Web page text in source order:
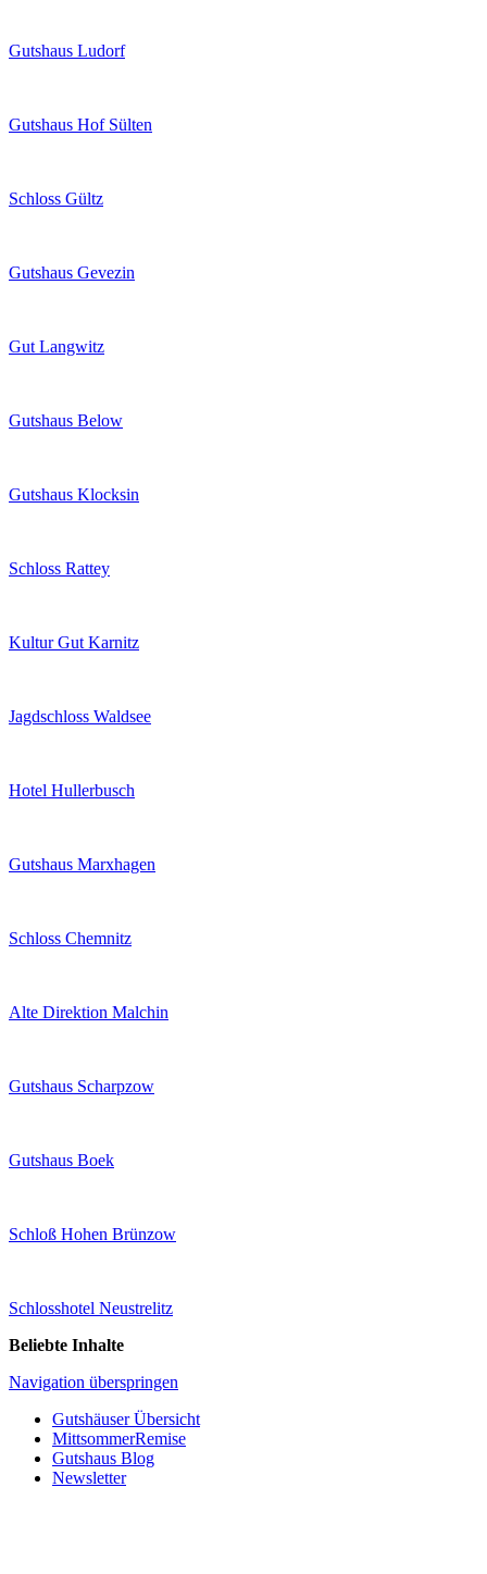
Gutshaus Ludorf
Gutshaus Hof Sülten
Schloss Gültz
Gutshaus Gevezin
Gut Langwitz
Gutshaus Below
Gutshaus Klocksin
Schloss Rattey
Kultur Gut Karnitz
Jagdschloss Waldsee
Hotel Hullerbusch
Gutshaus Marxhagen
Schloss Chemnitz
Alte Direktion Malchin
Gutshaus Scharpzow
Gutshaus Boek
Schloß Hohen Brünzow
Schlosshotel Neustrelitz
Beliebte Inhalte
Navigation überspringen
Gutshäuser Übersicht
MittsommerRemise
Gutshaus Blog
Newsletter